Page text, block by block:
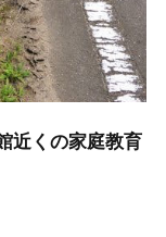
近くの家庭教育